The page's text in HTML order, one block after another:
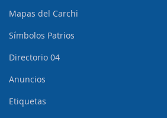
Mapas del Carchi
Símbolos Patrios
Directorio 04
Anuncios
Etiquetas